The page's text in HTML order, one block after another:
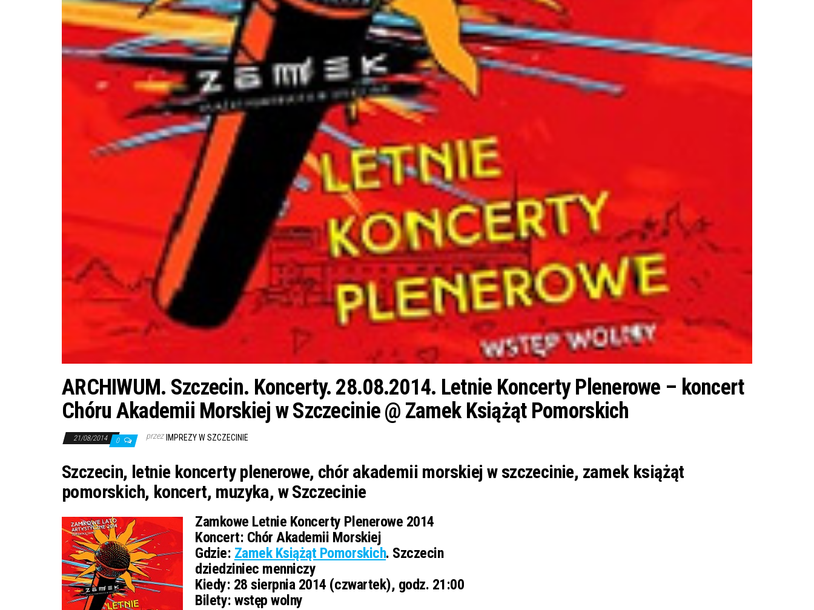
ARCHIWUM. Szczecin. Koncerty. 28.08.2014. Letnie Koncerty Plenerowe – koncert
Chóru Akademii Morskiej w Szczecinie @ Zamek Książąt Pomorskich
21/08/2014 0 przez IMPREZY W SZCZECINIE
Szczecin, letnie koncerty plenerowe, chór akademii morskiej w szczecinie, zamek książąt
pomorskich, koncert, muzyka, w Szczecinie
Zamkowe Letnie Koncerty Plenerowe 2014
Koncert: Chór Akademii Morskiej
Gdzie: Zamek Książąt Pomorskich. Szczecin
dziedziniec menniczy
Kiedy: 28 sierpnia 2014 (czwartek), godz. 21:00
Bilety: wstęp wolny